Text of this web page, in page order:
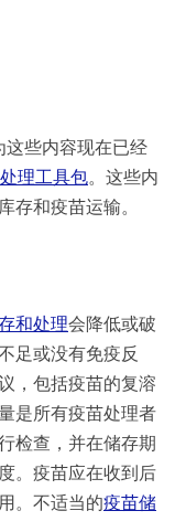
些内容现在已经
理工具包。这些内
存和疫苗运输。
和处理会降低或破
足或没有免疫反
，包括疫苗的复溶
是所有疫苗处理者
检查，并在储存期
。疫苗应在收到后
。不适当的疫苗储